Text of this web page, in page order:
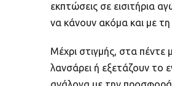
εκπτώσεις σε εισιτήρια
να κάνουν ακόμα και με
Μέχρι στιγμής, στα
λανσάρει ή εξετάζουν το